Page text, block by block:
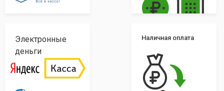
Электронные
деньги
Наличная оплата